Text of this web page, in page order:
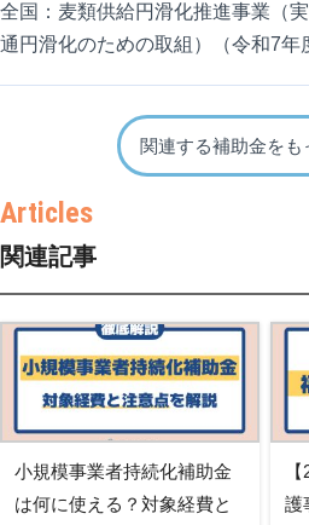
全国：麦類供給円滑化推進事業（
通円滑化のための取組）（令和7年
関連する補助金をも
関連記事
小規模事業者持続化補助金
は何に使える？対象経費と
護